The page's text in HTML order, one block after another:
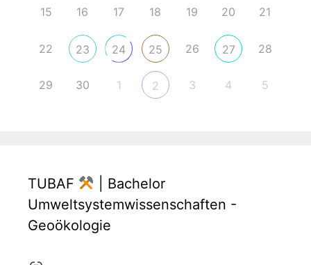
15 16 17 18 19 20 21
22 23 24 25 26 27 28
29 30 1 2 3 4 5
TUBAF
| Bachelor
Umweltsystemwissenschaften -
Geoökologie